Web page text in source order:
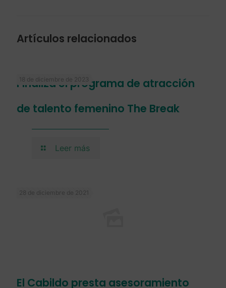
Artículos relacionados
18 de diciembre de 2023
Finaliza el programa de atracción
de talento femenino The Break
Leer más
28 de diciembre de 2021
El Cabildo presta asesoramiento